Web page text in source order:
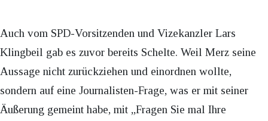
Auch vom SPD-Vorsitzenden und Vizekanzler Lars
Klingbeil gab es zuvor bereits Schelte. Weil Merz seine
Aussage nicht zurückziehen und einordnen wollte,
sondern auf eine Journalisten-Frage, was er mit seiner
Äußerung gemeint habe, mit „Fragen Sie mal Ihre